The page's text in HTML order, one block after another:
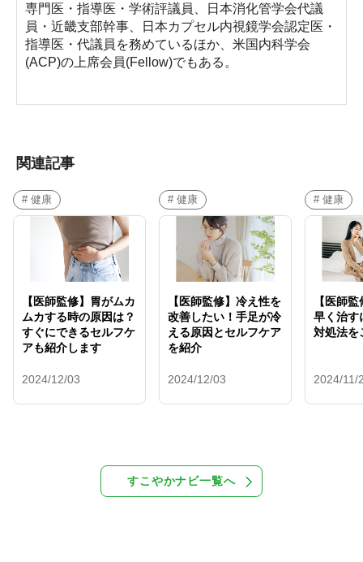
専門医・指導医・学術評議員、日本消化管学会代議
員・近畿支部幹事、日本カプセル内視鏡学会認定医・
指導医・代議員を務めているほか、米国内科学会
(ACP)の上席会員(Fellow)でもある。
関連記事
# 健康
【医師監修】胃がムカ
ムカする時の原因は？
すぐにできるセルフケ
アも紹介します
2024/12/03
# 健康
【医師監修】冷え性を
改善したい！手足が冷
える原因とセルフケア
を紹介
2024/12/03
# 健康
【医師
早く治す
対処法を
2024/11/
すこやかナビ一覧へ